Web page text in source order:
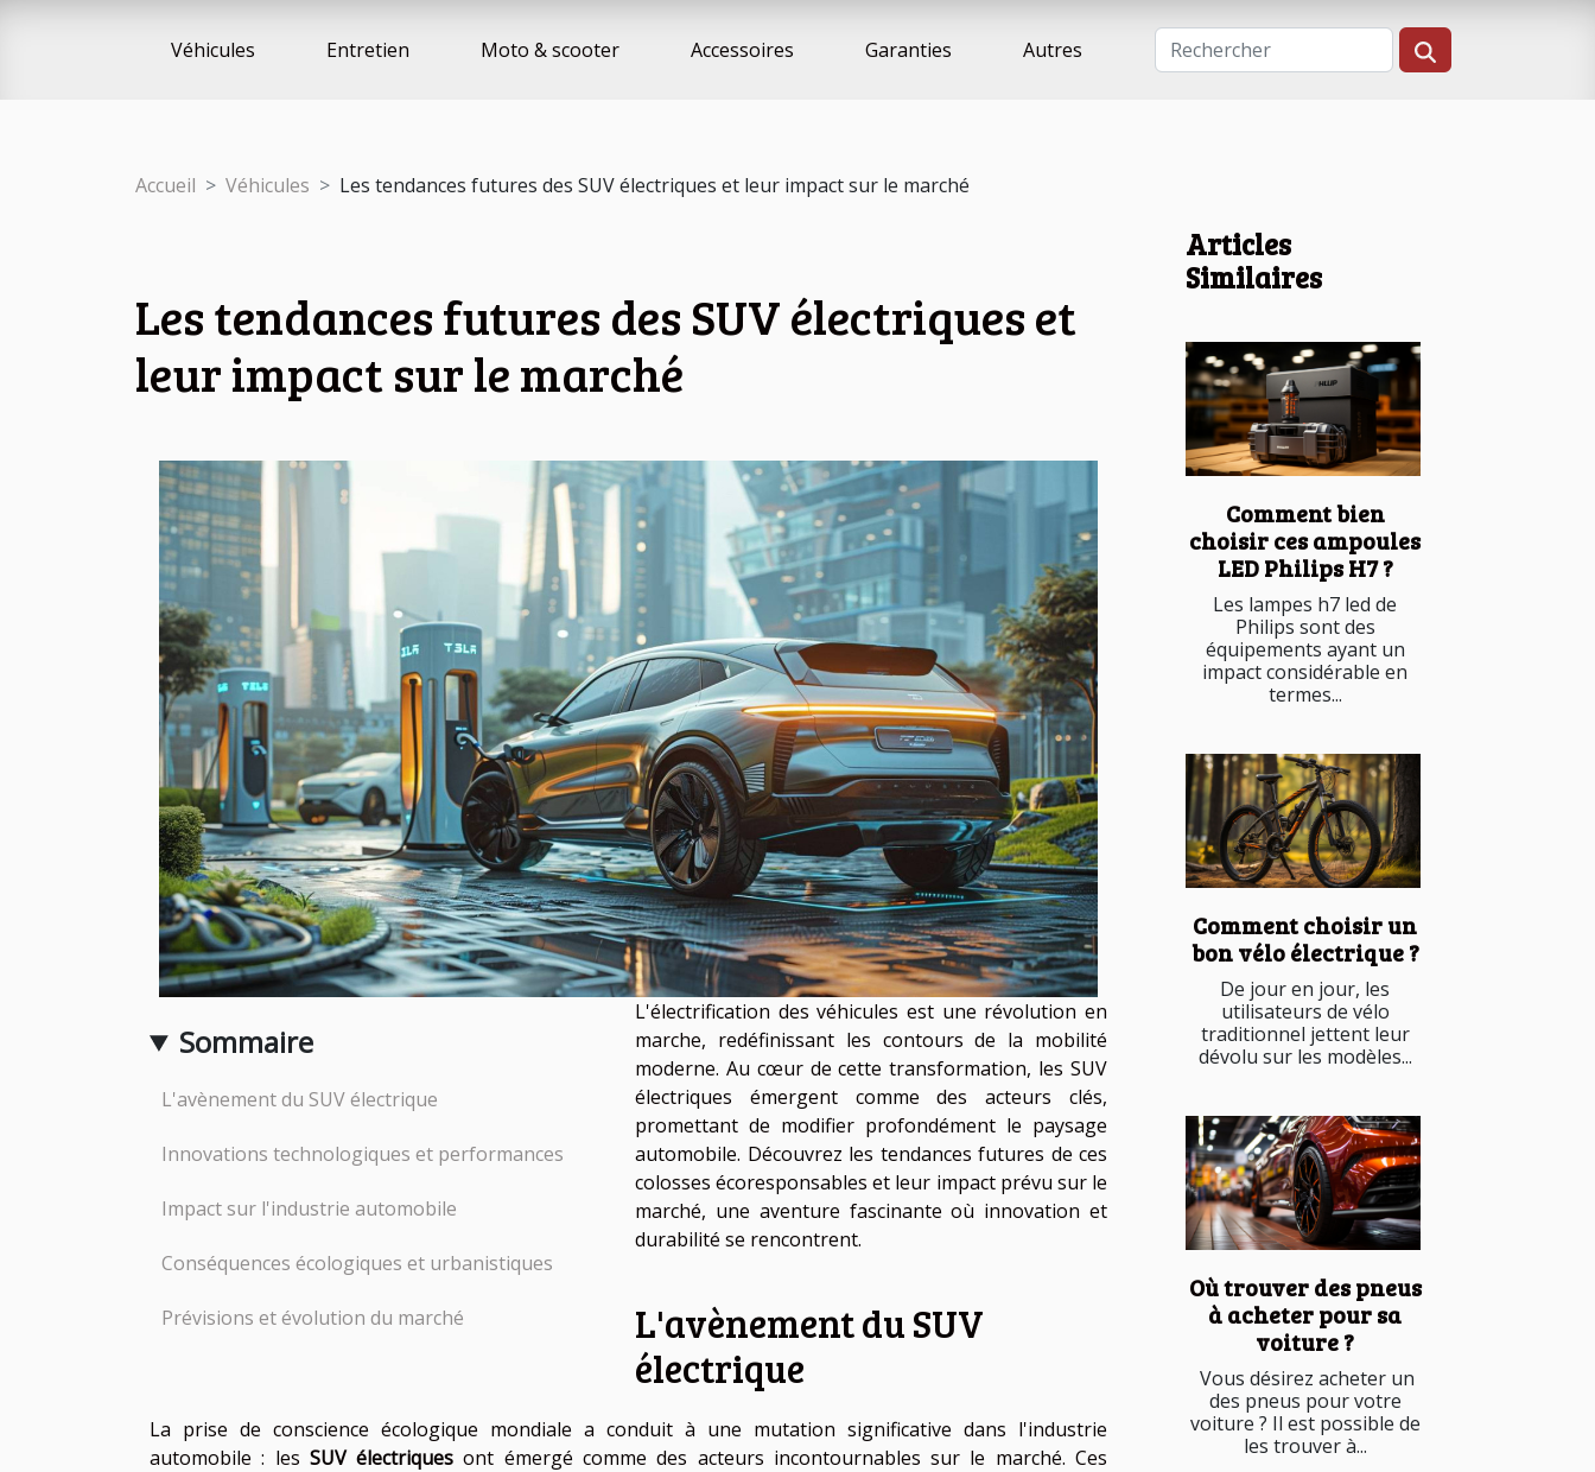
Véhicules Entretien Moto & scooter Accessoires Garanties Autres
Accueil Véhicules Les tendances futures des SUV électriques et leur impact sur le marché
Les tendances futures des SUV électriques et
leur impact sur le marché
Sommaire
L'avènement du SUV électrique
Innovations technologiques et performances
Impact sur l'industrie automobile
Conséquences écologiques et urbanistiques
Prévisions et évolution du marché
L'électrification des véhicules est une révolution en
marche, redéfinissant les contours de la mobilité
moderne. Au cœur de cette transformation, les SUV
électriques émergent comme des acteurs clés,
promettant de modifier profondément le paysage
automobile. Découvrez les tendances futures de ces
colosses écoresponsables et leur impact prévu sur le
marché, une aventure fascinante où innovation et
durabilité se rencontrent.
L'avènement du SUV
électrique
La prise de conscience écologique mondiale a conduit à une mutation significative dans l'industrie
automobile : les SUV électriques ont émergé comme des acteurs incontournables sur le marché. Ces
Articles
Similaires
Comment bien
choisir ces ampoules
LED Philips H7 ?
Les lampes h7 led de
Philips sont des
équipements ayant un
impact considérable en
termes...
Comment choisir un
bon vélo électrique ?
De jour en jour, les
utilisateurs de vélo
traditionnel jettent leur
dévolu sur les modèles...
Où trouver des pneus
à acheter pour sa
voiture ?
Vous désirez acheter un
des pneus pour votre
voiture ? Il est possible de
les trouver à...